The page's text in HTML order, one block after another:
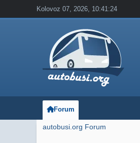
Kolovoz 07, 2026, 10:41:24
Forum
autobusi.org Forum